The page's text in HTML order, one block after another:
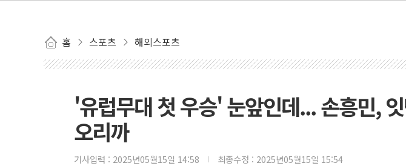
홈 스포츠 해외스포츠
'유럽무대 첫 우승' 눈앞인데... 손흥민,
오리까
기사입력 : 2025년05월15일 14:58 최종수정 : 2025년05월15일 15:54